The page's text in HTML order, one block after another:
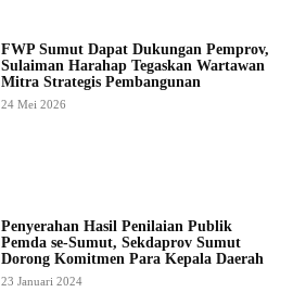
FWP Sumut Dapat Dukungan Pemprov,
Sulaiman Harahap Tegaskan Wartawan
Mitra Strategis Pembangunan
24 Mei 2026
Penyerahan Hasil Penilaian Publik
Pemda se-Sumut, Sekdaprov Sumut
Dorong Komitmen Para Kepala Daerah
23 Januari 2024